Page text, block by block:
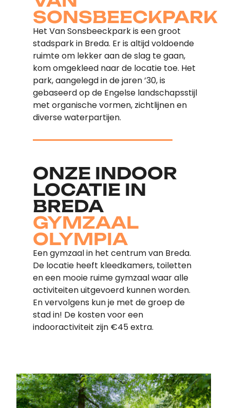
SONSBEECKPARK
Het Van Sonsbeeckpark is een groot
stadspark in Breda. Er is altijd voldoende
ruimte om lekker aan de slag te gaan,
kom omgekleed naar de locatie toe. Het
park, aangelegd in de jaren ’30, is
gebaseerd op de Engelse landschapsstijl
met organische vormen, zichtlijnen en
diverse waterpartijen.
ONZE INDOOR
LOCATIE IN
BREDA
GYMZAAL
OLYMPIA
Een gymzaal in het centrum van Breda.
De locatie heeft kleedkamers, toiletten
en een mooie ruime gymzaal waar alle
activiteiten uitgevoerd kunnen worden.
En vervolgens kun je met de groep de
stad in! De kosten voor een
indooractiviteit zijn €45 extra.